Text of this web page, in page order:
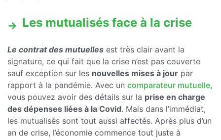
Les mutualisés face à la crise
Le contrat des mutuelles est très clair avant la
signature, ce qui fait que la crise n’est pas couverte
sauf exception sur les nouvelles mises à jour par
rapport à la pandémie. Avec un comparateur mutuelle,
vous pouvez avoir des détails sur la prise en charge
des dépenses liées à la Covid. Mais dans l’immédiat,
les mutualisés sont tout aussi affectés. Après plus d’un
an de crise, l’économie commence tout juste à